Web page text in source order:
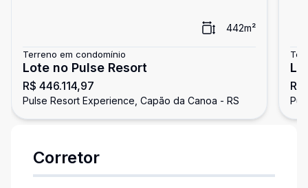
442m²
Terreno em condomínio
Lote no Pulse Resort
R$ 446.114,97
Pulse Resort Experience, Capão da Canoa - RS
Corretor